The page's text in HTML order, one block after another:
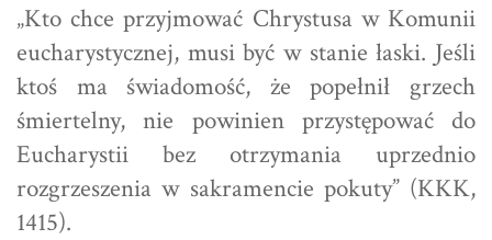
„Kto chce przyjmować Chrystusa w Komunii
eucharystycznej, musi być w stanie łaski. Jeśli
ktoś ma świadomość, że popełnił grzech
śmiertelny, nie powinien przystępować do
Eucharystii bez otrzymania uprzednio
rozgrzeszenia w sakramencie pokuty” (KKK,
1415).